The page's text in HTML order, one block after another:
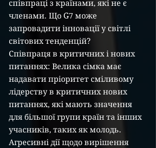
співпраці з країнами, які не є
членами. Що G7 може
запровадити інновації у світлі
світових тенденцій?
Співпраця в критичних і нових
питаннях: Велика сімка має
надавати пріоритет сміливому
лідерству в критичних нових
питаннях, які мають значення
для більшої групи країн та інших
учасників, таких як молодь.
Агресивні дії щодо вирішення